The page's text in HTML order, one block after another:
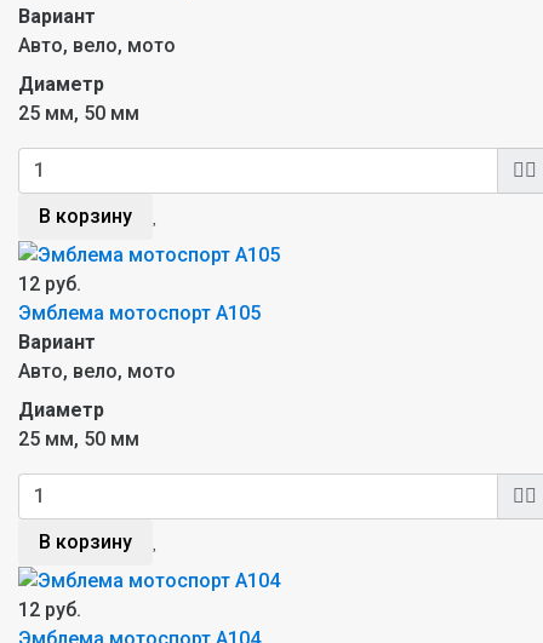
Вариант
Авто, вело, мото
Диаметр
25 мм, 50 мм
В корзину
12 руб.
Эмблема мотоспорт A105
Вариант
Авто, вело, мото
Диаметр
25 мм, 50 мм
В корзину
12 руб.
Эмблема мотоспорт A104